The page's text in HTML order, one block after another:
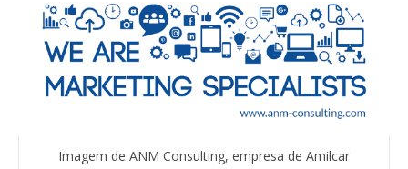
Imagem de ANM Consulting, empresa de Amilcar